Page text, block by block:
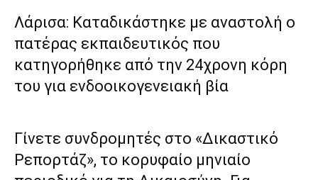
Λάρισα: Καταδικάστηκε με αναστολή ο
πατέρας εκπαιδευτικός που
κατηγορήθηκε από την 24χρονη κόρη
του για ενδοοικογενειακή βία
Γίνετε συνδρομητές στο «Δικαστικό
Ρεπορτάζ», το κορυφαίο μηνιαίο